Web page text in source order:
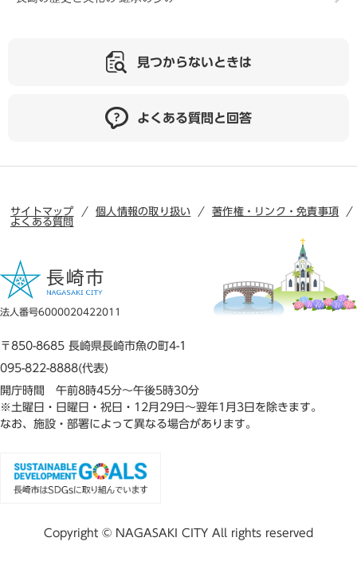
見つからないときは
よくある質問と回答
サイトマップ 個人情報の取り扱い
著作権・リンク・免責事項
よくある質問
法人番号6000020422011
〒850-8685 長崎県長崎市魚の町4-1
095-822-8888(代表)
開庁時間 午前8時45分～午後5時30分
※土曜日・日曜日・祝日・12月29日～翌年1月3日を除きます。
なお、施設・部署によって異なる場合があります。
Copyright © NAGASAKI CITY All rights reserved